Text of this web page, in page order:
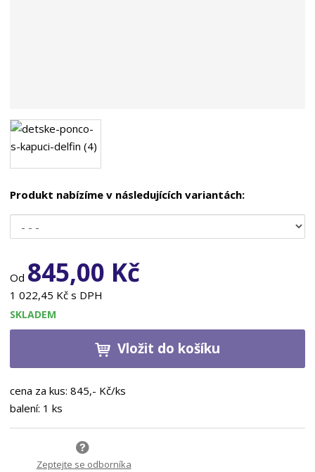
Produkt nabízíme v následujících variantách:
Od 845,00 Kč
1 022,45 Kč s DPH
SKLADEM
Vložit do košíku
cena za kus: 845,- Kč/ks
balení: 1 ks
Zeptejte se odborníka